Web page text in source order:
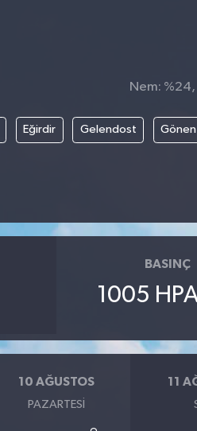
Nem: %24,
Eğirdir Gelendost Gönen
BASINÇ
1005
10 AĞUSTOS
PAZARTESI
11